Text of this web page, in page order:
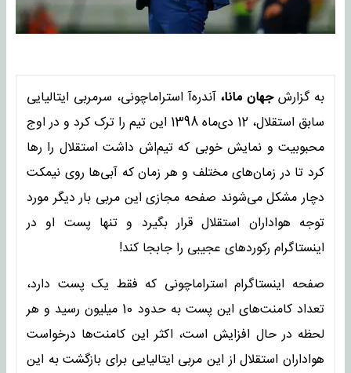
به گزارشجهان مانا، آندره‌آ استراماچونی، سرمربی ایتالیایی
سابق استقلال، 12 دی‌ماه 1398 این تیم را ترک کرد و در اوج
محبوبیت و نمایش خوبی که‌ تیم‌اش داشت استقلال را رها
کرد تا در زمان‌های مختلف و هر زمان که آبی‌ها روی نیمکت
دچار مشکل می‌شوند صفحه مجازی این مربی بار دیگر مورد
توجه هواداران استقلال قرار بگیرد و تنها پست او در
اینستاگرام رکوردهای عجیبی را جابجا کند!
صفحه اینستاگرام استراماچونی که فقط یک پست دارد،
تعداد کامنت‌های این پست به حدود 10 میلیون رسید و هر
لحظه در حال افزایش است، اکثر این کامنت‌ها درخواست
هواداران استقلال از این مربی ایتالیایی برای بازگشت به این